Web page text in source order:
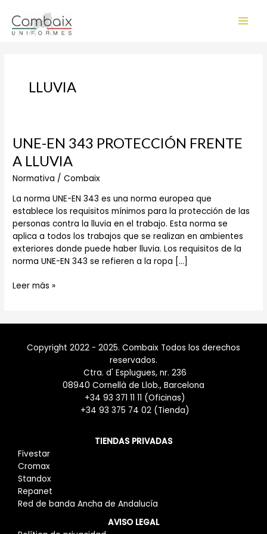
contenido
LLUVIA
UNE-EN 343 PROTECCIÓN FRENTE
A LLUVIA
Normativa /Combaix
La norma UNE-EN 343 es una norma europea que
establece los requisitos mínimos para la protección de las
personas contra la lluvia en el trabajo. Esta norma se
aplica a todos los trabajos que se realizan en ambientes
exteriores donde puede haber lluvia. Los requisitos de la
norma UNE-EN 343 se refieren a la ropa […]
UNE-
EN
343
PROTECCIÓN
A
LLUVIA
Leer más »
Copyright 2022 - 2025. Combaix Todos los derechos
reservados.
Ctra. d' Esplugues, nr. 236
08940 Cornellà de Llob., Barcelona
+34 93 371 11 11 (Oficinas)
+34 93 375 74 02 (Tienda)
TIENDAS PRIVADAS
Fivestar
Cromax
Standox
Repanet
Red de banda Ancha de Andalucía
AVISO LEGAL